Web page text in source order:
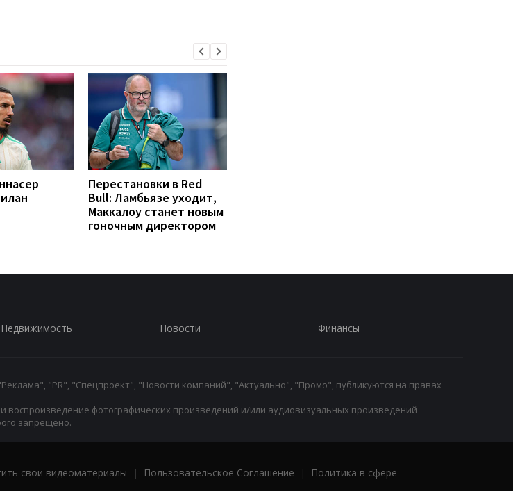
Перестановки в Red
Bull: Ламбьязе уходит,
Маккалоу станет новым
гоночным директором
Недвижимость Новости Финансы
"PR", "Спецпроект", "Новости компаний", "Актуально", "Промо", публикуются на правах
воспроизведение фотографических произведений и/или аудиовизуальных произведений
запрещено.
свои видеоматериалы | Пользовательское Соглашение |
Политика в сфере